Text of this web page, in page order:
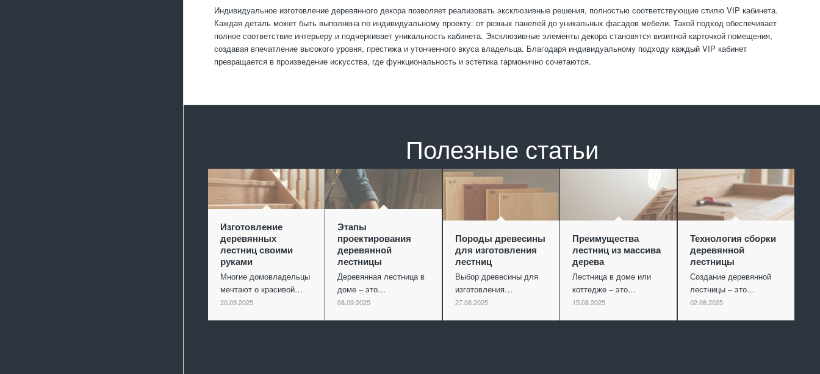
Индивидуальное изготовление деревянного декора позволяет реализовать эксклюзивные решения, полностью соответствующие стилю VIP кабинета.
Каждая деталь может быть выполнена по индивидуальному проекту: от резных панелей до уникальных фасадов мебели. Такой подход обеспечивает
полное соответствие интерьеру и подчеркивает уникальность кабинета. Эксклюзивные элементы декора становятся визитной карточкой помещения,
создавая впечатление высокого уровня, престижа и утонченного вкуса владельца. Благодаря индивидуальному подходу каждый VIP кабинет
превращается в произведение искусства, где функциональность и эстетика гармонично сочетаются.
Полезные статьи
Изготовление
деревянных
лестниц своими
руками
Многие домовладельцы
мечтают о красивой…
20.09.2025
Этапы
проектирования
деревянной
лестницы
Деревянная лестница в
доме – это…
08.09.2025
Породы древесины
для изготовления
лестниц
Выбор древесины для
изготовления…
27.08.2025
Преимущества
лестниц из массива
дерева
Лестница в доме или
коттедже – это…
15.08.2025
Технология сборки
деревянной
лестницы
Создание деревянной
лестницы – это…
02.08.2025